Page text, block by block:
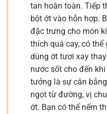
tan hoàn toàn. Tiếp
bột ớt vào hỗn hợp.
đặc trưng cho món
thích quá cay, có
dùng ớt tươi xay
nước sốt cho đến
tưởng là sự cân
ngọt từ đường, vị
ớt. Bạn có thể nếm